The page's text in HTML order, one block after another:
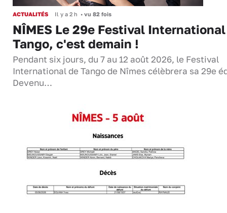
ACTUALITÉS Il y a 2 h • vu 82 fois
NÎMES Le 29e Festival
Tango, c'est demain !
Pendant six jours, du 7 au 12 août 2026, le Festival
International de Tango de Nîmes célèbrera sa 29e
Devenu…